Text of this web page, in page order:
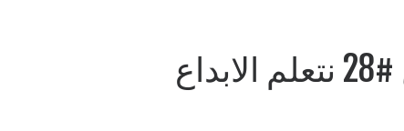
Minecraft PE W10 | مابات المشتركين #28 نتعلم الابداع